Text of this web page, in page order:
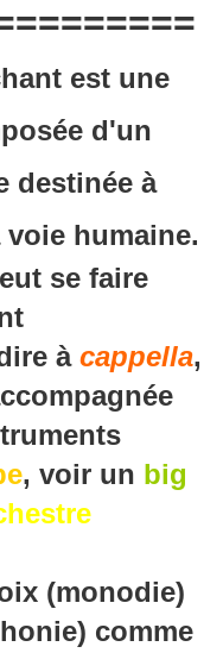
est une
d'un
destinée à
humaine.
se faire
à cappella,
, voir un big
(monodie)
comme